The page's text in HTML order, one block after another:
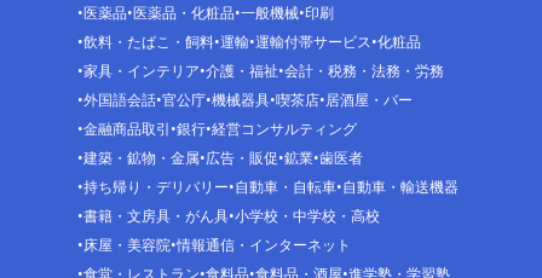
医薬品 医薬品・化粧品 一般機械 印刷
飲料・たばこ・飼料 運輸 運輸付帯サービス 化粧品
家具・インテリア 介護・福祉 会計・税務・法務・労務
外国語会話 官公庁 機械器具 喫茶店 居酒屋・バー
金融商品取引 銀行 経営コンサルティング
建築・鉱物・金属 広告・販促 鉱業 歯医者
持ち帰り・デリバリー 自動車・自転車 自動車・輸送機器
書籍・文房具・がん具 小学校・中学校・高校
床屋・美容院 情報通信・インターネット
食堂・レストラン 食料品 食料品・酒屋 進学塾・学習塾